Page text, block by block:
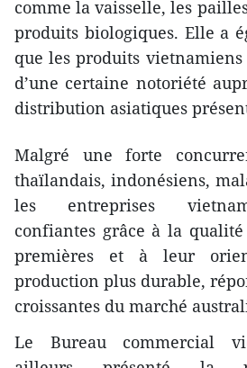
comme la vaisselle, les
produits biologiques. Elle a
que les produits
d’une certaine notoriété
distribution asiatiques
Malgré une forte
thaïlandais, indonésiens,
les entreprises
confiantes grâce à la
premières et à leur
production plus durable,
croissantes du marché
Le Bureau commercial